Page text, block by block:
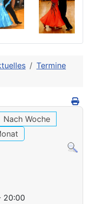
Termine
Nach Woche
20:00